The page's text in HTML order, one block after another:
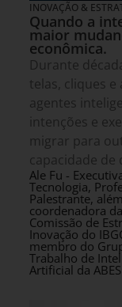
INOVAÇÃO &
Quando a
maior
econômica.
Durante
telas, cliques
agentes
intenções e
migrar para
capacidade de
Ale Fu -
Tecnologia,
Palestrante,
coordenadora da
Comissão de
Inovação do
membro do
Trabalho de
Artificial da ABES